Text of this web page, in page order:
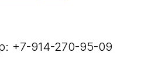
+7-914-270-95-09